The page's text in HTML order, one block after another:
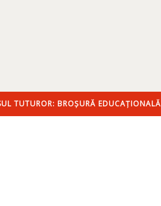
TUTUROR: BROȘURĂ EDUCAȚIONALĂ